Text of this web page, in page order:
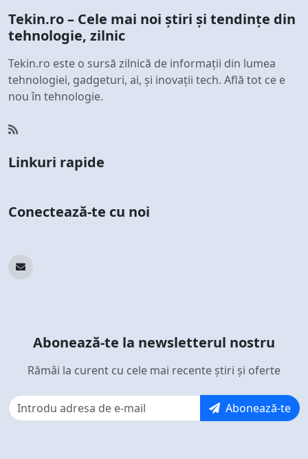
Tekin.ro – Cele mai noi știri și tendințe din
tehnologie, zilnic
Tekin.ro este o sursă zilnică de informații din lumea
tehnologiei, gadgeturi, ai, și inovații tech. Află tot ce e
nou în tehnologie.
Linkuri rapide
Conectează-te cu noi
Abonează-te la newsletterul nostru
Rămâi la curent cu cele mai recente știri și oferte
Abonează-te